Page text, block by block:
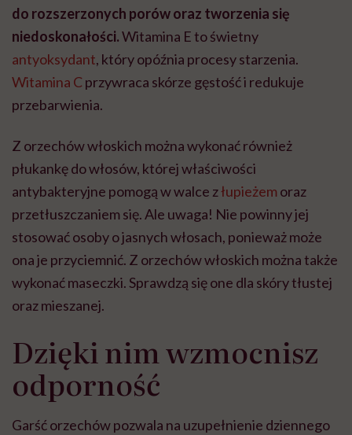
do rozszerzonych porów oraz tworzenia się
niedoskonałości.Witamina E to świetny
antyoksydant, który opóźnia procesy starzenia.
Witamina Cprzywraca skórze gęstość i redukuje
przebarwienia.
Z orzechów włoskich można wykonać również
płukankę do włosów, której właściwości
antybakteryjne pomogą w walce złupieżem oraz
przetłuszczaniem się. Ale uwaga! Nie powinny jej
stosować osoby o jasnych włosach, ponieważ może
ona je przyciemnić. Z orzechów włoskich można także
wykonać maseczki. Sprawdzą się one dla skóry tłustej
oraz mieszanej.
Dzięki nim wzmocnisz
odporność
Garść orzechów pozwala na uzupełnienie dziennego